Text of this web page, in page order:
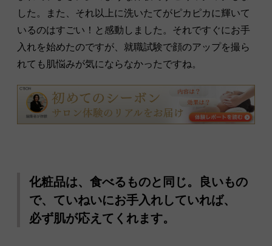
した。また、それ以上に洗いたてがピカピカに輝いて
いるのはすごい！と感動しました。それですぐにお手
入れを始めたのですが、就職試験で顔のアップを撮ら
れても肌悩みが気にならなかったですね。
化粧品は、食べるものと同じ。良いもの
で、ていねいにお手入れしていれば、
必ず肌が応えてくれます。